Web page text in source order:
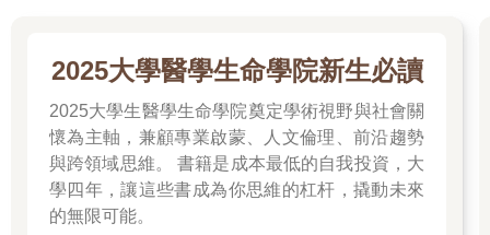
2025大學醫學生命學院新生必讀
2025大學生醫學生命學院奠定學術視野與社會關
懷為主軸，兼顧專業啟蒙、人文倫理、前沿趨勢
與跨領域思維。 書籍是成本最低的自我投資，大
學四年，讓這些書成為你思維的杠杆，撬動未來
的無限可能。